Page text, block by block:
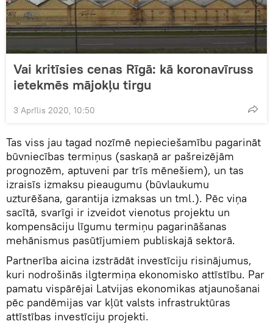
Vai kritīsies cenas Rīgā: kā koronavīruss
ietekmēs mājokļu tirgu
3 Aprīlis 2020, 10:50
Tas viss jau tagad nozīmē nepieciešamību pagarināt
būvniecības termiņus (saskaņā ar pašreizējām
prognozēm, aptuveni par trīs mēnešiem), un tas
izraisīs izmaksu pieaugumu (būvlaukumu
uzturēšana, garantija izmaksas un tml.). Pēc viņa
sacītā, svarīgi ir izveidot vienotus projektu un
kompensāciju līgumu termiņu pagarināšanas
mehānismus pasūtījumiem publiskajā sektorā.
Partnerība aicina izstrādāt investīciju risinājumus,
kuri nodrošinās ilgtermiņa ekonomisko attīstību. Par
pamatu vispārējai Latvijas ekonomikas atjaunošanai
pēc pandēmijas var kļūt valsts infrastruktūras
attīstības investīciju projekti.